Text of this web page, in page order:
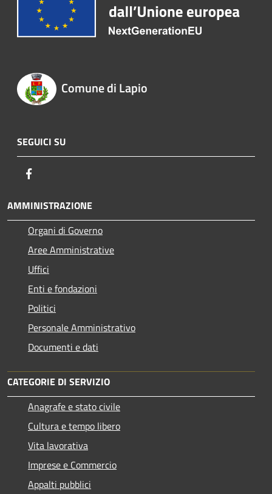
Comune di Lapio
SEGUICI SU
AMMINISTRAZIONE
Organi di Governo
Aree Amministrative
Uffici
Enti e fondazioni
Politici
Personale Amministrativo
Documenti e dati
CATEGORIE DI SERVIZIO
Anagrafe e stato civile
Cultura e tempo libero
Vita lavorativa
Imprese e Commercio
Appalti pubblici